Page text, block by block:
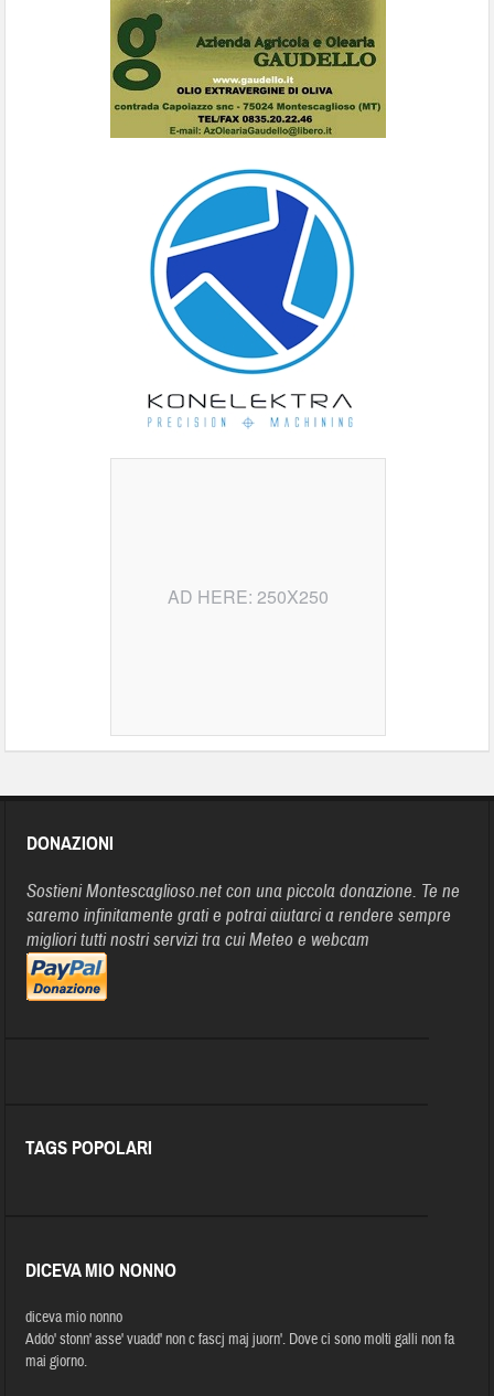
AD HERE: 250X250
DONAZIONI
Sostieni Montescaglioso.net con una piccola donazione. Te ne
saremo infinitamente grati e potrai aiutarci a rendere sempre
migliori tutti nostri servizi tra cui Meteo e webcam
TAGS POPOLARI
DICEVA MIO NONNO
diceva mio nonno
Addo' stonn' asse' vuadd' non c fascj maj juorn'. Dove ci sono molti galli non fa
mai giorno.